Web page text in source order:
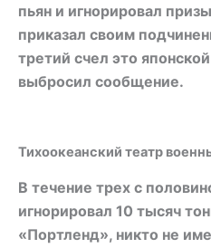
пьян и игнорировал
приказал своим
третий счел это
выбросил сообщение.
Тихоокеанский театр
В течение трех с
игнорировал 10 тысяч
«Портленд», никто не